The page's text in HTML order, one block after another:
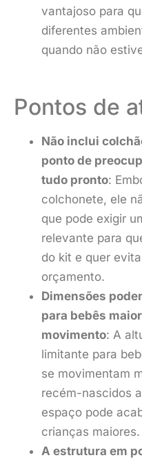
vantajoso para
diferentes
quando não
Pontos de
Não inclui
ponto de
tudo pronto:
colchonete, ele
que pode exigir
relevante para
do kit e quer
orçamento.
Dimensões
para bebês
movimento: A
limitante para
se movimentam
recém-nascidos
espaço pode
crianças maiores.
A estrutura em